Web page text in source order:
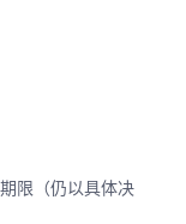
限（仍以具体决